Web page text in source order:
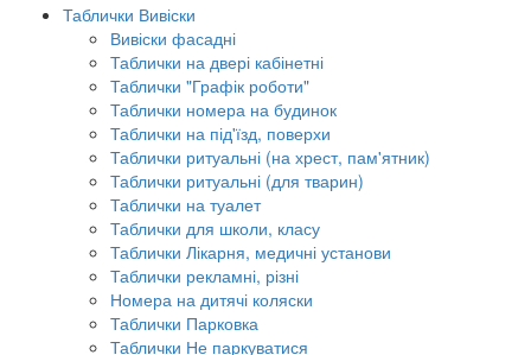
Таблички Вивіски
Вивіски фасадні
Таблички на двері кабінетні
Таблички "Графік роботи"
Таблички номера на будинок
Таблички на під'їзд, поверхи
Таблички ритуальні (на хрест, пам'ятник)
Таблички ритуальні (для тварин)
Таблички на туалет
Таблички для школи, класу
Таблички Лікарня, медичні установи
Таблички рекламні, різні
Номера на дитячі коляски
Таблички Парковка
Таблички Не паркуватися